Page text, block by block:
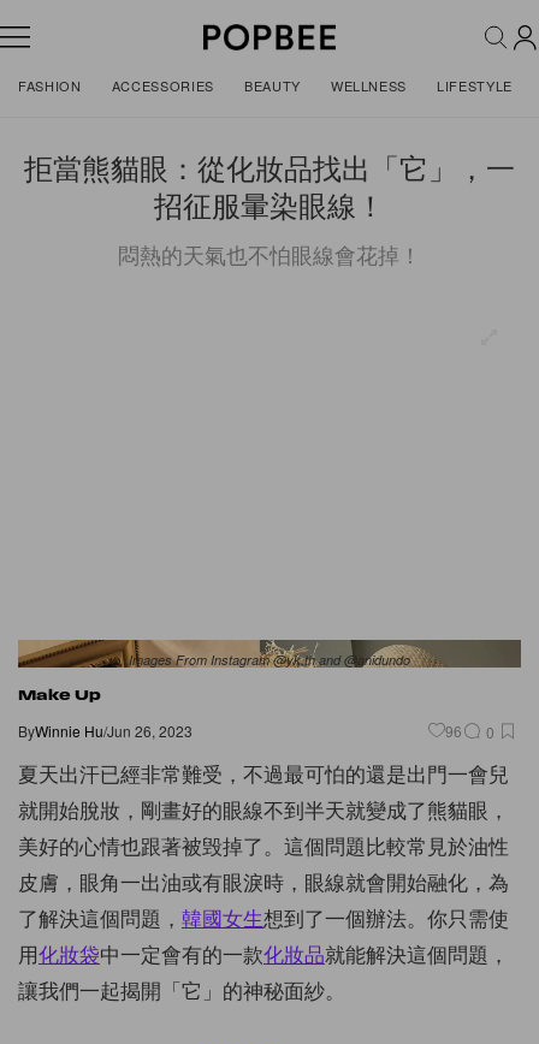
FASHION ACCESSORIES BEAUTY WELLNESS LIFESTYLE
拒當熊貓眼：從化妝品找出「它」，一
招征服暈染眼線！
悶熱的天氣也不怕眼線會花掉！
Images From Instagram @yk.th and @anidundo
Make Up
ByWinnie Hu/Jun 26, 2023 96 0
夏天出汗已經非常難受，不過最可怕的還是出門一會兒
就開始脫妝，剛畫好的眼線不到半天就變成了熊貓眼，
美好的心情也跟著被毁掉了。這個問題比較常見於油性
皮膚，眼角一出油或有眼淚時，眼線就會開始融化，為
了解決這個問題， 韓國女生想到了一個辦法。你只需使
用化妝袋中一定會有的一款化妝品就能解決這個問題，
讓我們一起揭開「它」的神秘面紗。